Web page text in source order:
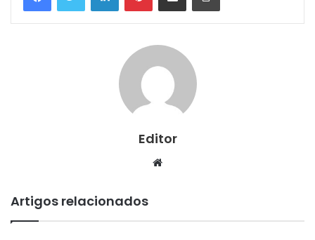
Editor
Website
Artigos relacionados